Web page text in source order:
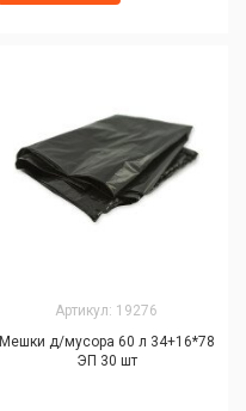
Артикул: 19276
Мешки д/мусора 60 л 34+16*78
ЭП 30 шт